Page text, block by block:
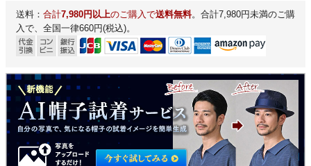
送料： 合計7,980円以上のご購入で送料無料。合計7,980円未満のご購
入で、全国一律660円(税込)。